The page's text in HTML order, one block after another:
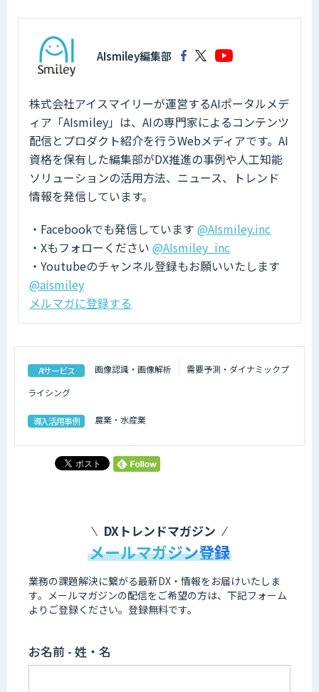
AIsmiley編集部
株式会社アイスマイリーが運営するAIポータルメデ
ィア「AIsmiley」は、AIの専門家によるコンテンツ
配信とプロダクト紹介を行うWebメディアです。AI
資格を保有した編集部がDX推進の事例や人工知能
ソリューションの活用方法、ニュース、トレンド
情報を発信しています。
・Facebookでも発信しています @AIsmiley.inc
・Xもフォローください @AIsmiley_inc
・Youtubeのチャンネル登録もお願いいたします
@aismiley
メルマガに登録する
AIサービス 画像認識・画像解析
需要予測・ダイナミックプ
ライシング
導入活用事例 農業・水産業
DXトレンドマガジン
メールマガジン登録
業務の課題解決に繋がる最新DX・情報をお届けいたしま
す。 メールマガジンの配信をご希望の方は、下記フォーム
よりご登録ください。登録無料です。
お名前 - 姓・名